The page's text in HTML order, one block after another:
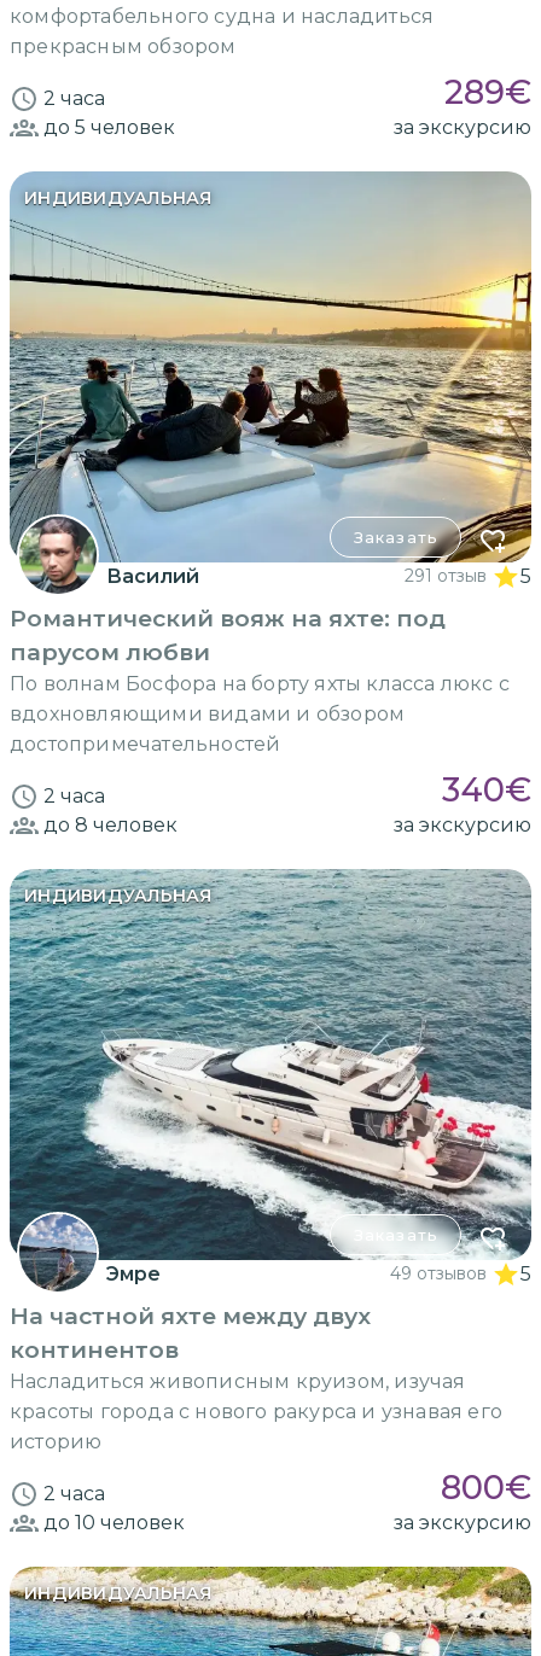
комфортабельного судна и насладиться
прекрасным обзором
2 часа 289€
до 5 человек за экскурсию
ИНДИВИДУАЛЬНАЯ
Заказать
Василий 291 отзыв 5
Романтический вояж на яхте: под
парусом любви
По волнам Босфора на борту яхты класса люкс с
вдохновляющими видами и обзором
достопримечательностей
2 часа 340€
до 8 человек за экскурсию
ИНДИВИДУАЛЬНАЯ
Заказать
Эмре 49 отзывов 5
На частной яхте между двух
континентов
Насладиться живописным круизом, изучая
красоты города с нового ракурса и узнавая его
историю
2 часа 800€
до 10 человек за экскурсию
ИНДИВИДУАЛЬНАЯ